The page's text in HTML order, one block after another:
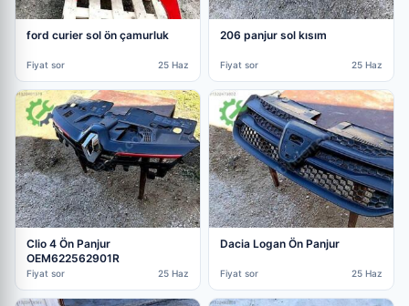
ford curier sol ön çamurluk
Fiyat sor 25 Haz
206 panjur sol kısım
Fiyat sor 25 Haz
Clio 4 Ön Panjur
OEM622562901R
Fiyat sor 25 Haz
Dacia Logan Ön Panjur
Fiyat sor 25 Haz